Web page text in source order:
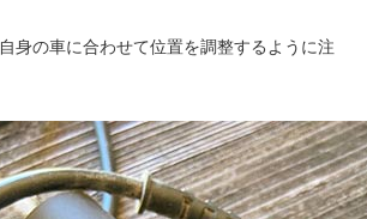
身の車に合わせて位置を調整するように注